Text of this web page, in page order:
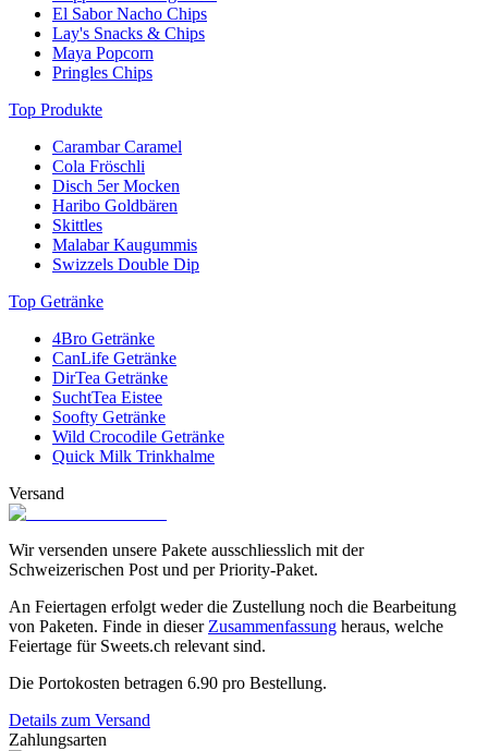
El Sabor Nacho Chips
Lay's Snacks & Chips
Maya Popcorn
Pringles Chips
Top Produkte
Carambar Caramel
Cola Fröschli
Disch 5er Mocken
Haribo Goldbären
Skittles
Malabar Kaugummis
Swizzels Double Dip
Top Getränke
4Bro Getränke
CanLife Getränke
DirTea Getränke
SuchtTea Eistee
Soofty Getränke
Wild Crocodile Getränke
Quick Milk Trinkhalme
Versand
Wir versenden unsere Pakete ausschliesslich mit der
Schweizerischen Post und per Priority-Paket.
An Feiertagen erfolgt weder die Zustellung noch die Bearbeitung
von Paketen. Finde in dieser Zusammenfassung heraus, welche
Feiertage für Sweets.ch relevant sind.
Die Portokosten betragen 6.90 pro Bestellung.
Details zum Versand
Zahlungsarten